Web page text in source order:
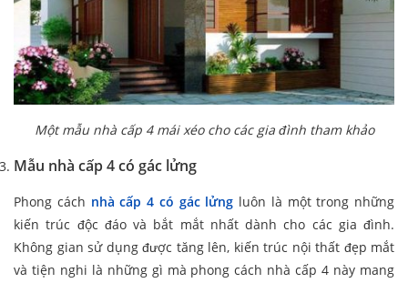
Một mẫu nhà cấp 4 mái xéo cho các gia đình tham khảo
Mẫu nhà cấp 4 có gác lửng
Phong cách nhà cấp 4 có gác lửng luôn là một trong những
kiến trúc độc đáo và bắt mắt nhất dành cho các gia đình.
Không gian sử dụng được tăng lên, kiến trúc nội thất đẹp mắt
và tiện nghi là những gì mà phong cách nhà cấp 4 này mang